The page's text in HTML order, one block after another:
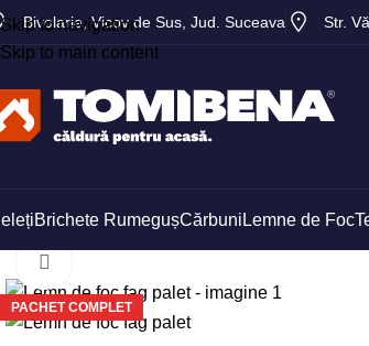
Skip to navigation
Skip to main content
Bivolarie, Vicov de Sus, Jud. Suceava Str.
Brichete RumegușCărbuni Lemne de Foc
PACHET COMPLET